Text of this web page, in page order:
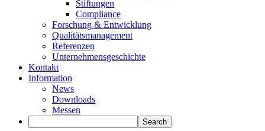
Stiftungen
Compliance
Forschung & Entwicklung
Qualitätsmanagement
Referenzen
Unternehmensgeschichte
Kontakt
Information
News
Downloads
Messen
Search